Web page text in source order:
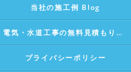
当社の施工例 Blog
電気・水道工事の無料見積もり・相談
プライバシーポリシー